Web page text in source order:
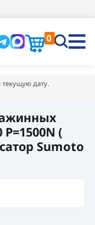
0
текущую дату.
Р=1500N (
Sumoto